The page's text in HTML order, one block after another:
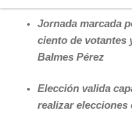
Jornada marcada
ciento de votantes
Balmes Pérez
Elección valida
realizar elecciones